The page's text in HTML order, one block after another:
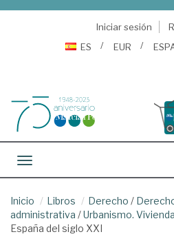
Iniciar sesión
ES
EUR
Toggle navigation
Inicio Libros Derecho /
administrativa /Urbanismo. Vivienda
España del siglo XXI